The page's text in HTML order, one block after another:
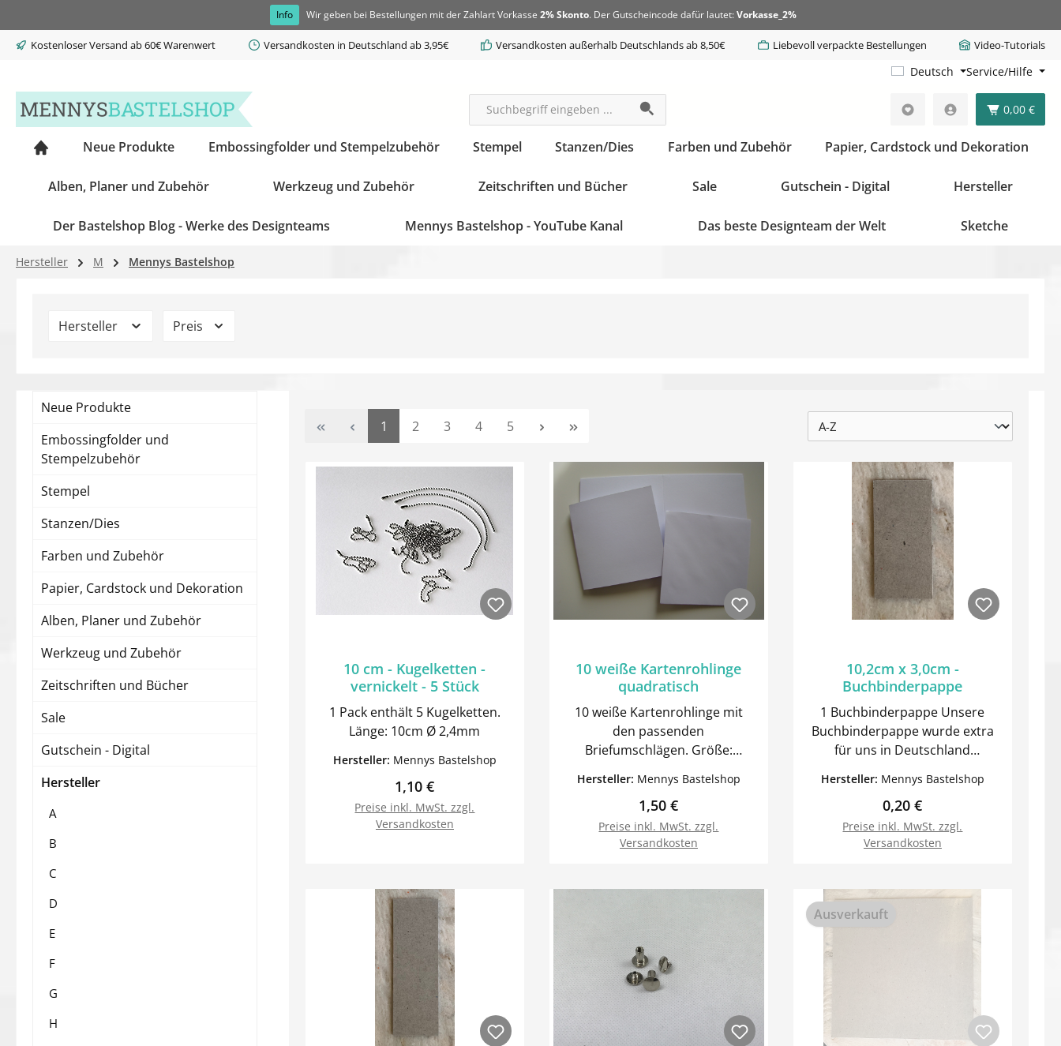
Info Wir geben bei Bestellungen mit der Zahlart Vorkasse 2% Skonto. Der Gutscheincode dafür lautet: Vorkasse_2%
Kostenloser Versand ab 60€ Warenwert Versandkosten in Deutschland ab 3,95€ Versandkosten außerhalb Deutschlands ab 8,50€ Liebevoll verpackte Bestellungen Video-Tutorials
Deutsch Service/Hilfe
0,00 €
Neue Produkte Embossingfolder und Stempelzubehör Stempel Stanzen/Dies Farben und Zubehör Papier, Cardstock und Dekoration
Alben, Planer und Zubehör Werkzeug und Zubehör Zeitschriften und Bücher Sale Gutschein - Digital Hersteller
Der Bastelshop Blog - Werke des Designteams Mennys Bastelshop - YouTube Kanal Das beste Designteam der Welt Sketche
Hersteller M Mennys Bastelshop
Hersteller Preis
Neue Produkte
Embossingfolder und
Stempelzubehör
Stempel
Stanzen/Dies
Farben und Zubehör
Papier, Cardstock und Dekoration
Alben, Planer und Zubehör
Werkzeug und Zubehör
Zeitschriften und Bücher
Sale
Gutschein - Digital
Hersteller
A
B
C
D
E
F
G
H
Seite
1 Seite
2 Seite
3 Seite
4 Seite
5
10 cm - Kugelketten -
vernickelt - 5 Stück
1 Pack enthält 5 Kugelketten.
Länge: 10cm Ø 2,4mm
Hersteller: Mennys Bastelshop
Regulärer Preis:
1,10 €
Preise inkl. MwSt. zzgl.
Versandkosten
10 weiße Kartenrohlinge
quadratisch
10 weiße Kartenrohlinge mit
den passenden
Briefumschlägen. Größe:
Hersteller: Mennys Bastelshop
Regulärer Preis:
1,50 €
Preise inkl. MwSt. zzgl.
Versandkosten
10,2cm x 3,0cm -
Buchbinderpappe
1 Buchbinderpappe Unsere
Buchbinderpappe wurde extra
für uns in Deutschland
Qualität. Stärke: 2mm Wir haben
weiteres Buchbinderzubehör im
Angebot.
Hersteller: Mennys Bastelshop
Regulärer Preis:
0,20 €
Preise inkl. MwSt. zzgl.
Versandkosten
Ausverkauft